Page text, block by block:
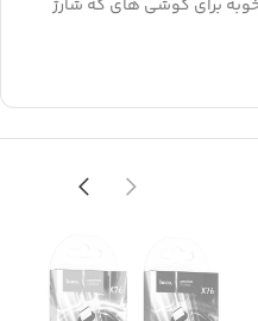
برای گوشی های که شارژ